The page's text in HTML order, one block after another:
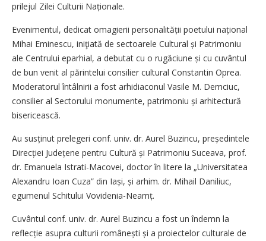
prilejul Zilei Culturii Naționale.
Evenimentul, dedicat omagierii personalității poetului național
Mihai Eminescu, iniţiată de sectoarele Cultural și Patrimoniu
ale Centrului eparhial, a debutat cu o rugăciune și cu cuvântul
de bun venit al părintelui consilier cultural Constantin Oprea.
Moderatorul întâlnirii a fost arhidiaconul Vasile M. Demciuc,
consilier al Sectorului monumente, patrimoniu și arhitectură
bisericească.
Au susținut prelegeri conf. univ. dr. Aurel Buzincu, președintele
Direcției Județene pentru Cultură și Patrimoniu Suceava, prof.
dr. Emanuela Istrati-Macovei, doctor în litere la „Universitatea
Alexandru Ioan Cuza” din Iași, și arhim. dr. Mihail Daniliuc,
egumenul Schitului Vovidenia-Neamț.
Cuvântul conf. univ. dr. Aurel Buzincu a fost un îndemn la
reflecție asupra culturii românești și a proiectelor culturale de